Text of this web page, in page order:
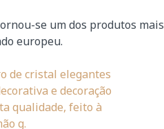
se um dos produtos mais
europeu.